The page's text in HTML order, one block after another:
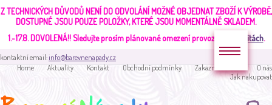
Z TECHNICKÝCH DŮVODŮ NENÍ DO ODVOLÁNÍ MOŽNÉ OBJEDNAT ZBOŽÍ K VÝROBĚ,
DOSTUPNÉ JSOU POUZE POLOŽKY, KTERÉ JSOU MOMENTÁLNĚ SKLADEM.
1.-17.8. DOVOLENÁ!!Sledujte prosím plánované omezení provozu v aktualitách.
kontaktní email:info@barevnenapady.cz
Home
Aktuality Kontakt Obchodní podmínky Zakaznická sekce
O nás
Jak nakupovat